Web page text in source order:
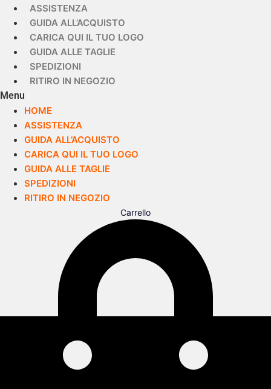
ASSISTENZA
GUIDA ALL’ACQUISTO
CARICA QUI IL TUO LOGO
GUIDA ALLE TAGLIE
SPEDIZIONI
RITIRO IN NEGOZIO
Menu
HOME
ASSISTENZA
GUIDA ALL’ACQUISTO
CARICA QUI IL TUO LOGO
GUIDA ALLE TAGLIE
SPEDIZIONI
RITIRO IN NEGOZIO
Carrello